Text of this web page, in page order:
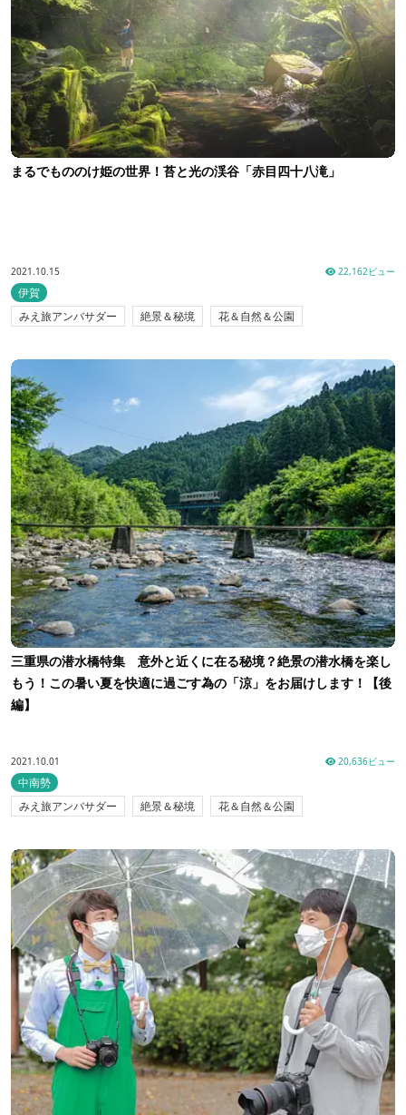
まるでもののけ姫の世界！苔と光の渓谷「赤目四十八滝」
2021.10.15 22,162ビュー
伊賀
みえ旅アンバサダー
絶景＆秘境 花＆自然＆公園
三重県の潜水橋特集 意外と近くに在る秘境？絶景の潜水橋を楽し
もう！この暑い夏を快適に過ごす為の「涼」をお届けします！【後
編】
2021.10.01 20,636ビュー
中南勢
みえ旅アンバサダー
絶景＆秘境 花＆自然＆公園